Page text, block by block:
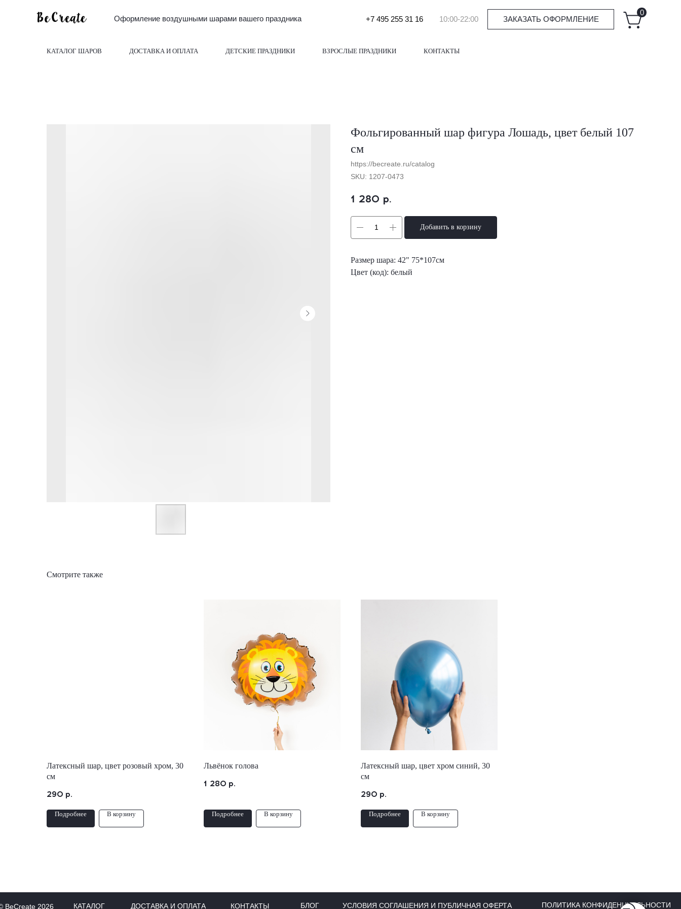
Оформление воздушными шарами вашего праздника +7 495 255 31 16 10:00-22:00 ЗАКАЗАТЬ ОФОРМЛЕНИЕ
0
КАТАЛОГ ШАРОВ ДОСТАВКА И ОПЛАТА ДЕТСКИЕ ПРАЗДНИКИ ВЗРОСЛЫЕ ПРАЗДНИКИ КОНТАКТЫ
Фольгированный шар фигура Лошадь, цвет белый 107
см
https://becreate.ru/catalog
SKU: 1207-0473
1 280 р.
Добавить в корзину
Размер шара: 42" 75*107см
Цвет (код): белый
Смотрите также
Латексный шар, цвет розовый хром, 30
см
290 р.
Подробнее В корзину
Львёнок голова
1 280 р.
Подробнее В корзину
Латексный шар, цвет хром синий, 30
см
290 р.
Подробнее В корзину
КАТАЛОГ
BeCreate 2026 ДОСТАВКА И ОПЛАТА КОНТАКТЫ ПОЛИТИКА КОНФИДЕНЦИАЛЬНОСТИ
БЛОГ УСЛОВИЯ СОГЛАШЕНИЯ И ПУБЛИЧНАЯ ОФЕРТА